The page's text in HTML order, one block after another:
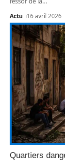
Actu 16 avril 2026
Quartiers